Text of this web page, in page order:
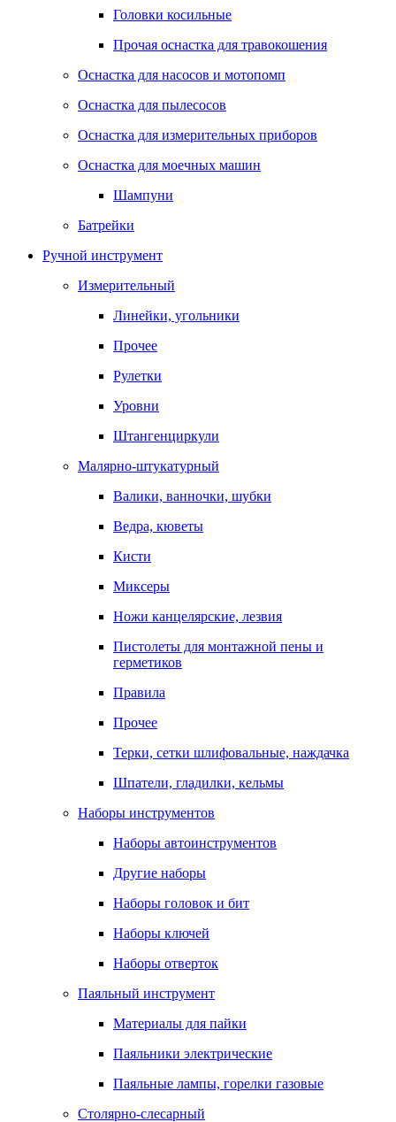
Головки косильные
Прочая оснастка для травокошения
Оснастка для насосов и мотопомп
Оснастка для пылесосов
Оснастка для измерительных приборов
Оснастка для моечных машин
Шампуни
Батрейки
Ручной инструмент
Измерительный
Линейки, угольники
Прочее
Рулетки
Уровни
Штангенциркули
Малярно-штукатурный
Валики, ванночки, шубки
Ведра, кюветы
Кисти
Миксеры
Ножи канцелярские, лезвия
Пистолеты для монтажной пены и
герметиков
Правила
Прочее
Терки, сетки шлифовальные, наждачка
Шпатели, гладилки, кельмы
Наборы инструментов
Наборы автоинструментов
Другие наборы
Наборы головок и бит
Наборы ключей
Наборы отверток
Паяльный инструмент
Материалы для пайки
Паяльники электрические
Паяльные лампы, горелки газовые
Столярно-слесарный